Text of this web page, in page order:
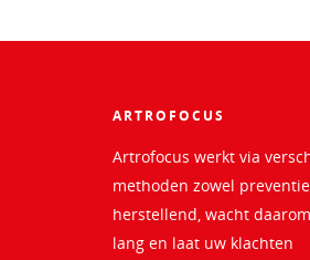
ARTROFOCUS
Artrofocus werkt via
methoden zowel
herstellend, wacht
lang en laat uw klachten